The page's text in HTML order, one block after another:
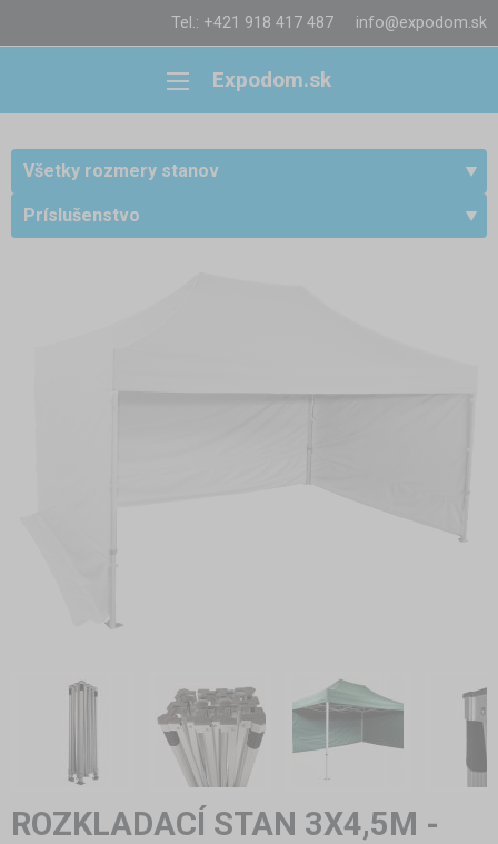
Tel.: +421 918 417 487 info@expodom.sk
Expodom.sk
Všetky rozmery stanov
Príslušenstvo
ROZKLADACÍ STAN 3X4,5M -